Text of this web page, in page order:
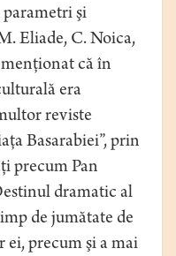
şi
Eliade, C. Noica,
că în
era
reviste
Basarabiei”, prin
precum Pan
dramatic al
de jumătate de
ei, precum şi a mai